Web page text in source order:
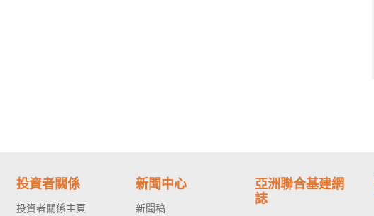
投資者關係
投資者關係主頁
新聞中心
新聞稿
亞洲聯合基建網
誌